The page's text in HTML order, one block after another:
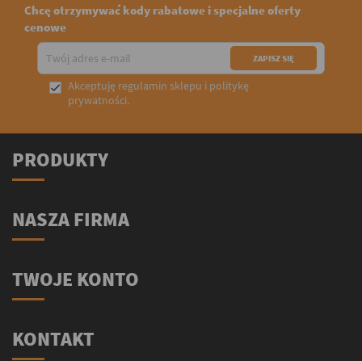
Chcę otrzymywać kody rabatowe i specjalne oferty
cenowe
 Akceptuję regulamin sklepu i politykę
prywatności.
PRODUKTY
NASZA FIRMA
TWOJE KONTO
KONTAKT